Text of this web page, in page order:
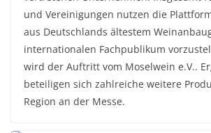
und Vereinigungen nutzen die
aus Deutschlands ältestem
internationalen Fachpublikum
wird der Auftritt vom Moselwein e.V..
beteiligen sich zahlreiche weitere
Region an der Messe.